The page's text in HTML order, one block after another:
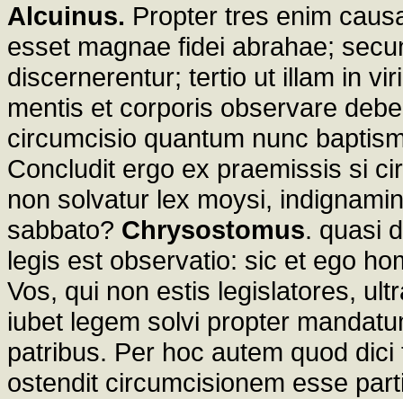
Alcuinus. Propter tres enim
esset magnae fidei abrahae;
discernerentur; tertio ut illam in
mentis et corporis observare
circumcisio quantum nunc
Concludit ergo ex praemissis si
non solvatur lex moysi,
sabbato? Chrysostomus. quasi
legis est observatio: sic et ego
Vos, qui non estis legislatores,
iubet legem solvi propter
patribus. Per hoc autem quod
ostendit circumcisionem esse